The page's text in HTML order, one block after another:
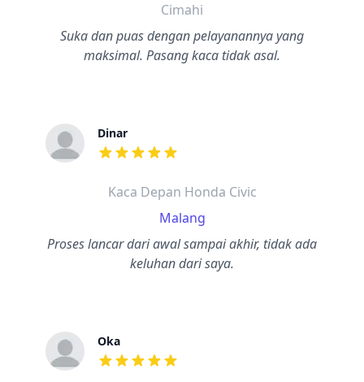
Cimahi
Suka dan puas dengan pelayanannya yang
maksimal. Pasang kaca tidak asal.
Dinar
dari ulasan adalah bintang lima
Kaca Depan Honda Civic
Malang
Proses lancar dari awal sampai akhir, tidak ada
keluhan dari saya.
Oka
dari ulasan adalah bintang lima